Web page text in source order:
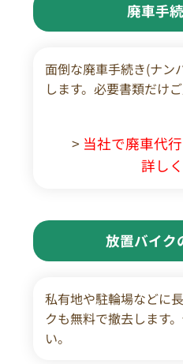
廃車手
面倒な廃車手続き(ナン
します。必要書類だけ
> 当社で廃車代
詳し
放置バイク
私有地や駐輪場などに
クも無料で撤去します
い。